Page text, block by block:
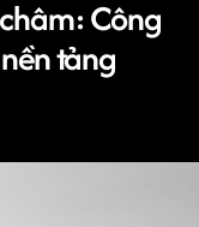
Công
tảng